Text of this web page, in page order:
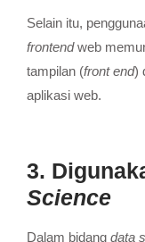
Selain itu,
frontendweb
tampilan (front end)
aplikasi web.
3.
Science
Dalam bidang data